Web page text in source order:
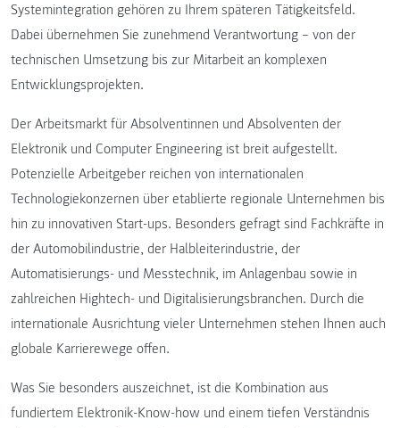
Systemintegration gehören zu Ihrem späteren Tätigkeitsfeld.
Dabei übernehmen Sie zunehmend Verantwortung – von der
technischen Umsetzung bis zur Mitarbeit an komplexen
Entwicklungsprojekten.
Der Arbeitsmarkt für Absolventinnen und Absolventen der
Elektronik und Computer Engineering ist breit aufgestellt.
Potenzielle Arbeitgeber reichen von internationalen
Technologiekonzernen über etablierte regionale Unternehmen bis
hin zu innovativen Start-ups. Besonders gefragt sind Fachkräfte in
der Automobilindustrie, der Halbleiterindustrie, der
Automatisierungs- und Messtechnik, im Anlagenbau sowie in
zahlreichen Hightech- und Digitalisierungsbranchen. Durch die
internationale Ausrichtung vieler Unternehmen stehen Ihnen auch
globale Karrierewege offen.
Was Sie besonders auszeichnet, ist die Kombination aus
fundiertem Elektronik-Know-how und einem tiefen Verständnis